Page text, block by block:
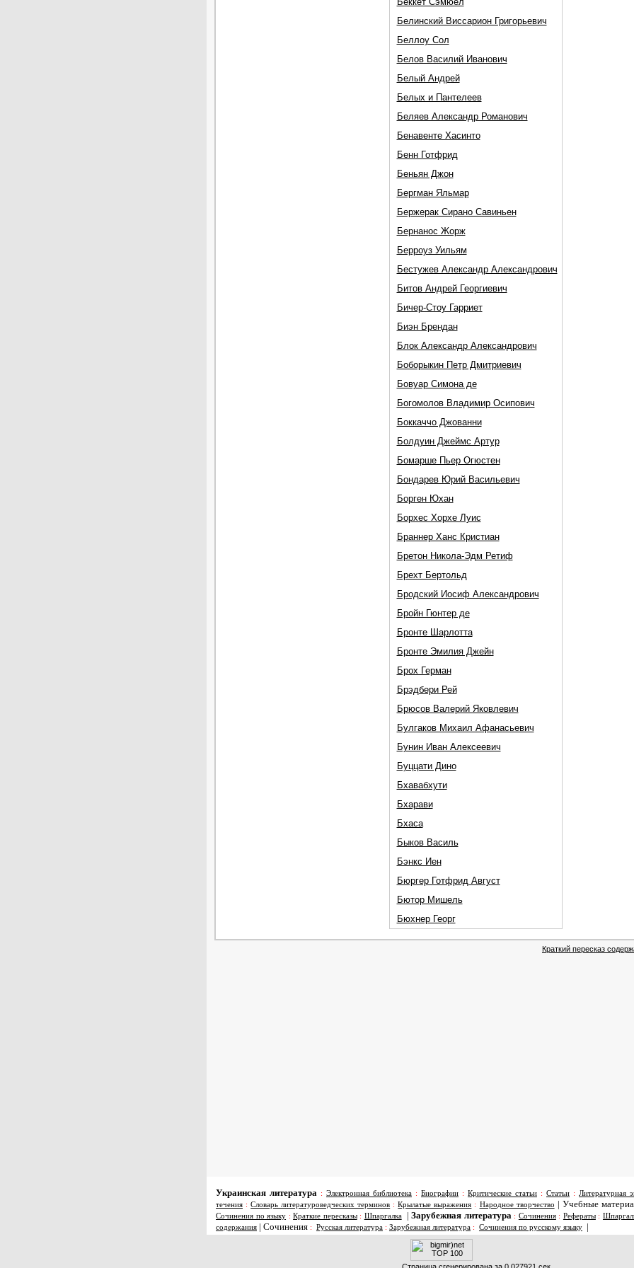
Белинский Виссарион Григорьевич
Беллоу Сол
Белов Василий Иванович
Белый Андрей
Белых и Пантелеев
Беляев Александр Романович
Бенавенте Хасинто
Бенн Готфрид
Беньян Джон
Бергман Яльмар
Бержерак Сирано Савиньен
Бернанос Жорж
Берроуз Уильям
Бестужев Александр Александрович
Битов Андрей Георгиевич
Бичер-Стоу Гарриет
Биэн Брендан
Блок Александр Александрович
Боборыкин Петр Дмитриевич
Бовуар Симона де
Богомолов Владимир Осипович
Боккаччо Джованни
Болдуин Джеймс Артур
Бомарше Пьер Огюстен
Бондарев Юрий Васильевич
Борген Юхан
Борхес Хорхе Луис
Браннер Ханс Кристиан
Бретон Никола-Эдм Ретиф
Брехт Бертольд
Бродский Иосиф Александрович
Бройн Гюнтер де
Бронте Шарлотта
Бронте Эмилия Джейн
Брох Герман
Брэдбери Рей
Брюсов Валерий Яковлевич
Булгаков Михаил Афанасьевич
Бунин Иван Алексеевич
Буццати Дино
Бхавабхути
Бхарави
Бхаса
Быков Василь
Бэнкс Иен
Бюргер Готфрид Август
Бютор Мишель
Бюхнер Георг
Краткий пересказ
Украинская литература : Электронная библиотека : Биографии : Критические статьи : Статьи : Литературная
течения :Словарь литературоведческих терминов :Крылатые выражения : Народное творчество | Учебные
Сочинения по языку :Краткие пересказы: Шпаргалка | Зарубежная литература : Сочинения: Рефераты:
содержания | Сочинения : Русская литература : Зарубежная литература : Сочинения по русскому языку |